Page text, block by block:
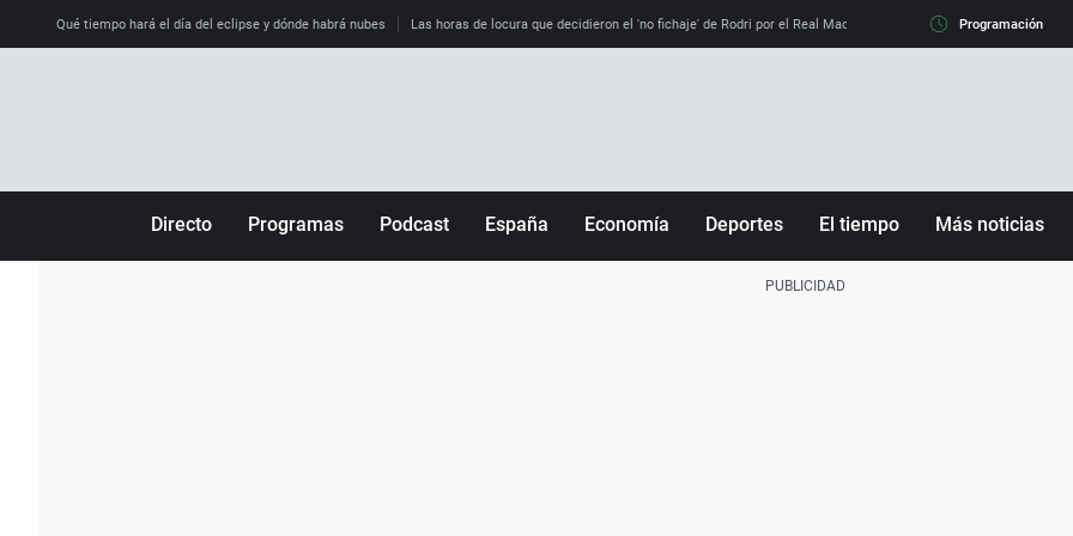
Qué tiempo hará el día del eclipse y dónde habrá nubes Las horas de locura que decidieron el 'no fichaje' de Rodri por el Real Madrid y su 'sí' al Barça La llamada
Programación
Directo Programas Podcast España Economía Deportes El tiempo Más noticias